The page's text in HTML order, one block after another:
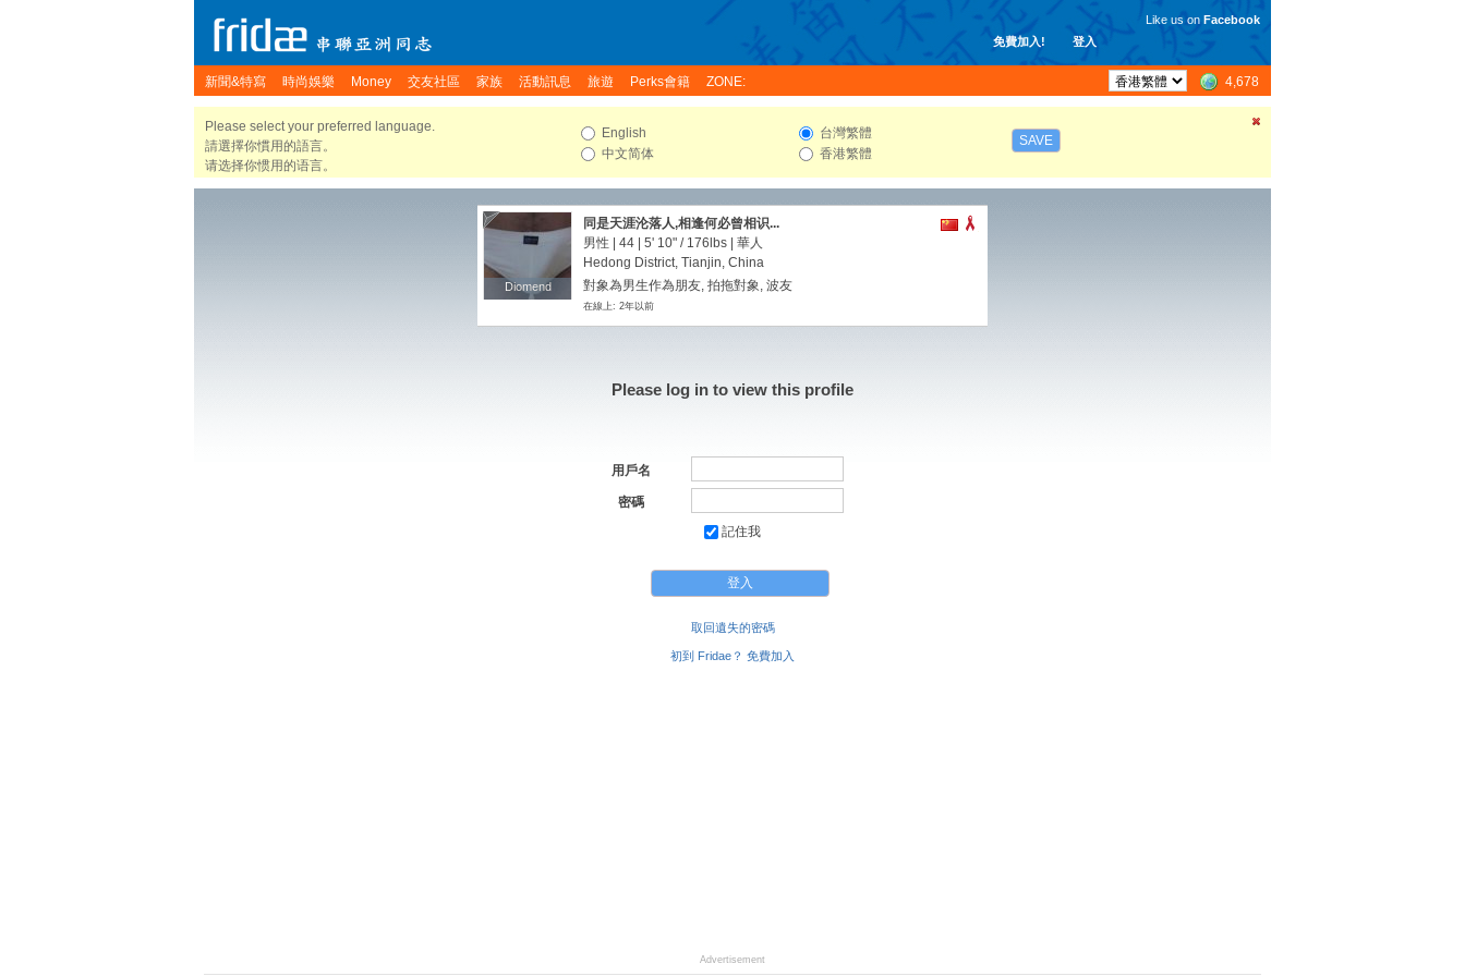
免費加入! 登入
Like us on Facebook
新聞&特寫 時尚娛樂 Money 交友社區 家族 活動訊息 旅遊 Perks會籍 ZONE: 4,678
Please select your preferred language.
請選擇你慣用的語言。
请选择你惯用的语言。
English
中文简体
台灣繁體
香港繁體
SAVE
Diomend
Diomend
同是天涯沦落人,相逢何必曾相识...
男性 | 44 | 5' 10" / 176lbs | 華人
Hedong District, Tianjin, China
對象為男生作為朋友, 拍拖對象, 波友
在線上: 2年以前
Please log in to view this profile
用戶名
密碼
記住我
取回遺失的密碼
初到 Fridae？ 免費加入
Advertisement